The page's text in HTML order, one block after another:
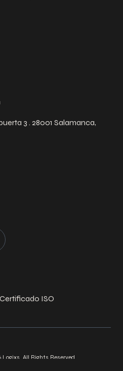
3 . 28001 Salamanca,
Certificado ISO
Logixs. All Rights Reserved.